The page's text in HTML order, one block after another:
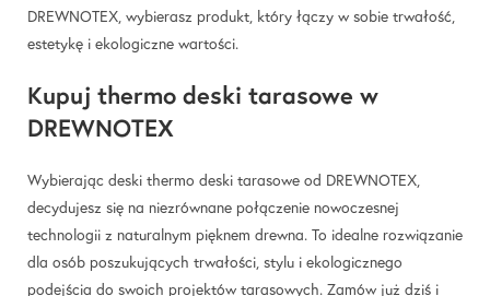
DREWNOTEX, wybierasz produkt, który łączy w sobie trwałość,
estetykę i ekologiczne wartości.
Kupuj thermo deski tarasowe w
DREWNOTEX
Wybierając deski thermo deski tarasowe od DREWNOTEX,
decydujesz się na niezrównane połączenie nowoczesnej
technologii z naturalnym pięknem drewna. To idealne rozwiązanie
dla osób poszukujących trwałości, stylu i ekologicznego
podejścia do swoich projektów tarasowych. Zamów już dziś i